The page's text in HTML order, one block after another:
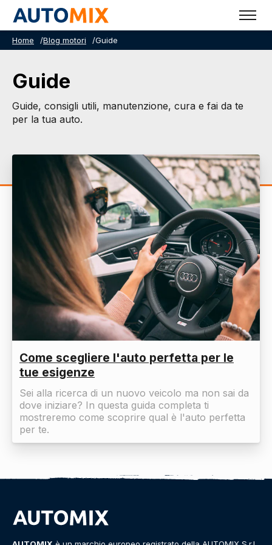
Home /Blog motori /Guide
Guide
Guide, consigli utili, manutenzione, cura e fai da te
per la tua auto.
Come scegliere l'auto perfetta per le
tue esigenze
Sei alla ricerca di un nuovo veicolo ma non sai da
dove iniziare? In questa guida completa ti
mostreremo come scoprire qual è l'auto perfetta
per te.